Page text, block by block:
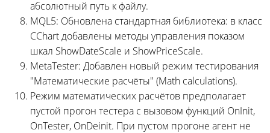
абсолютный путь к файлу.
MQL5: Обновлена стандартная библиотека: в класс
CChart добавлены методы управления показом
шкал ShowDateScale и ShowPriceScale.
MetaTester: Добавлен новый режим тестирования
"Математические расчёты" (Math calculations).
Режим математических расчётов предполагает
пустой прогон тестера с вызовом функций OnInit,
OnTester, OnDeinit. При пустом прогоне агент не